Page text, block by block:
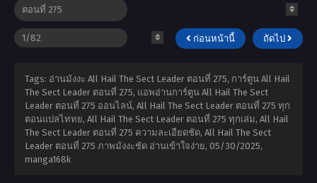
ก่อนหน้านี้ ถัดไป
Tags: อ่านมังงะ All Hail The Sect Leader ตอนที่ 275, การ์ตูน All Hail
The Sect Leader ตอนที่ 275, แอพอ่านการ์ตูน All Hail The Sect
Leader ตอนที่ 275 ออนไลน์, All Hail The Sect Leader ตอนที่ 275 ทุก
ตอนแปลไททย, All Hail The Sect Leader ตอนที่ 275 ทุกเล่ม, All Hail
The Sect Leader ตอนที่ 275 ความละเอียดชัด, All Hail The Sect
Leader ตอนที่ 275 ภาพมังงะชัด อ่านเข้าใจง่าย, 05/30/2025,
manga168k